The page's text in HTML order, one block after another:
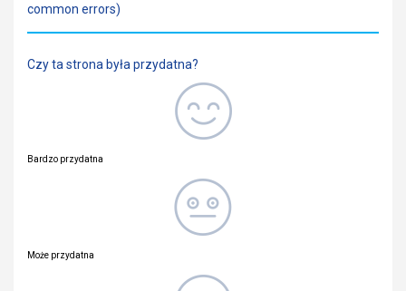
common errors)
Czy ta strona była przydatna?
Bardzo przydatna
Może przydatna